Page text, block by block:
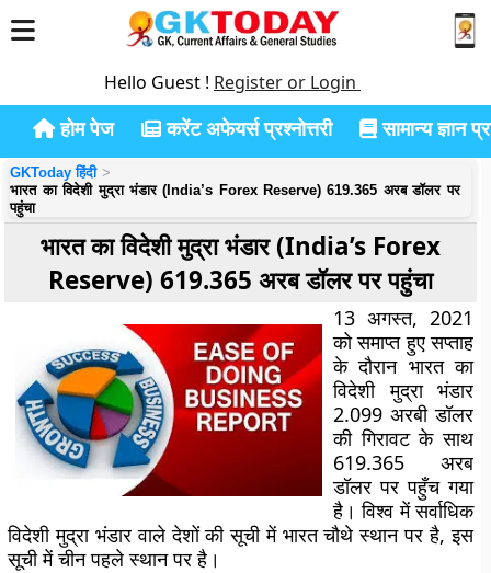
Hello Guest ! Register or Login
होम पेज करेंट अफेयर्स प्रश्नोत्तरी सामान्य ज्ञान
GKToday हिंदी
भारत का विदेशी मुद्रा भंडार (India’s Forex Reserve) 619.365 अरब डॉलर पर
पहुंचा
भारत का विदेशी मुद्रा भंडार (India’s Forex
Reserve) 619.365 अरब डॉलर पर पहुंचा
13 अगस्त, 2021
को समाप्त हुए सप्ताह
के दौरान भारत का
विदेशी मुद्रा भंडार
2.099 अरबी डॉलर
की गिरावट के साथ
619.365 अरब
डॉलर पर पहुँच गया
है। विश्व में सर्वाधिक
विदेशी मुद्रा भंडार वाले देशों की सूची में भारत चौथे स्थान पर है, इस
सूची में चीन पहले स्थान पर है।